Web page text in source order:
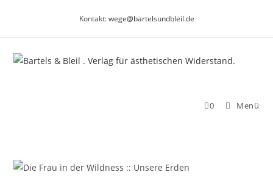
Kontakt:wege@bartelsundbleil.de
0 Menü